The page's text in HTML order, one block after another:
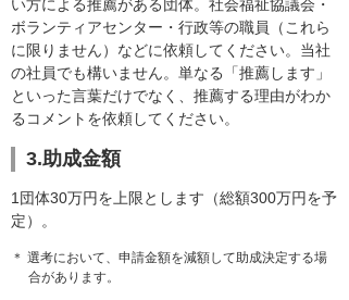
い方による推薦がある団体。社会福祉協議会・
ボランティアセンター・行政等の職員（これら
に限りません）などに依頼してください。当社
の社員でも構いません。単なる「推薦します」
といった言葉だけでなく、推薦する理由がわか
るコメントを依頼してください。
3.助成金額
1団体30万円を上限とします（総額300万円を予
定）。
＊ 選考において、申請金額を減額して助成決定する場
合があります。